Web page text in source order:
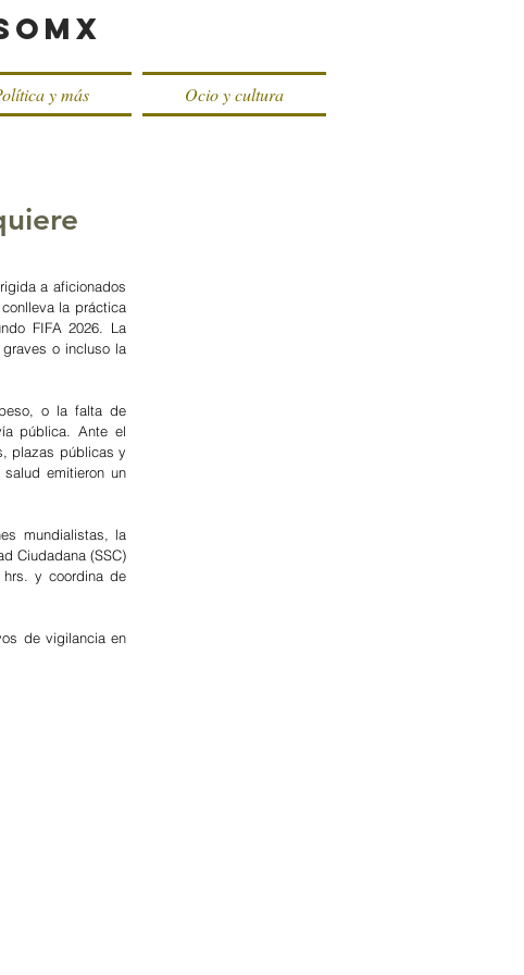
y más Ocio y cultura
a aficionados
la práctica
FIFA 2026. La
o incluso la
o la falta de
pública. Ante el
plazas públicas y
emitieron un
mundialistas, la
Ciudadana (SSC)
y coordina de
de vigilancia en